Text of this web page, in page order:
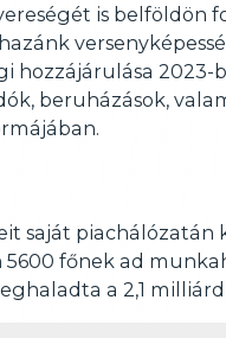
is belföldön
hozzájárulása 2023-
beruházások,
saját piachálózatán
főnek ad
a 2,1